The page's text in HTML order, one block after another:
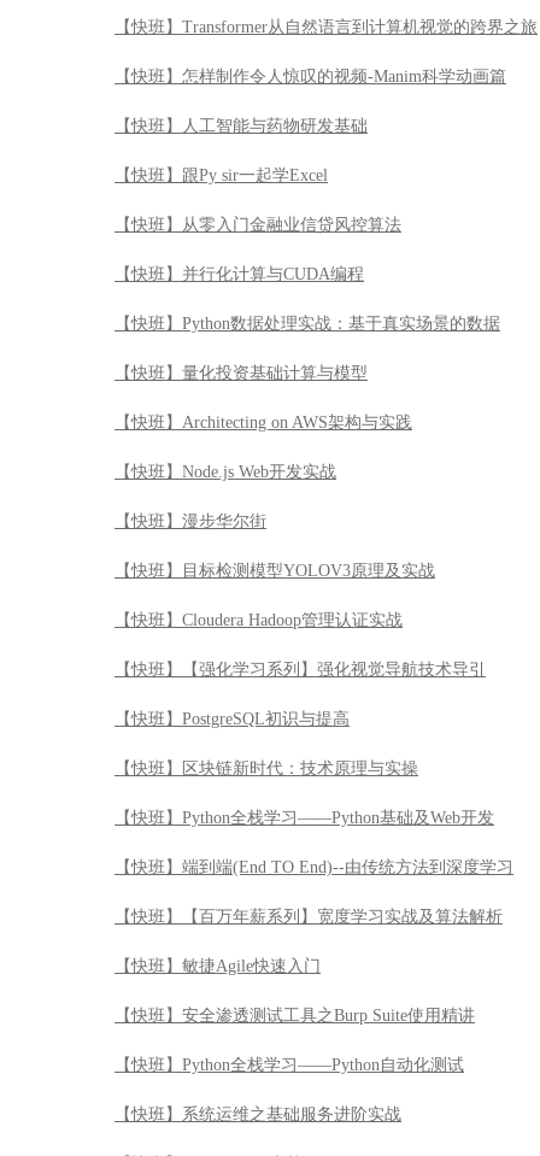
【快班】Transformer从自然语言到计算机视觉的跨界之旅
【快班】怎样制作令人惊叹的视频-Manim科学动画篇
【快班】人工智能与药物研发基础
【快班】跟Py sir一起学Excel
【快班】从零入门金融业信贷风控算法
【快班】并行化计算与CUDA编程
【快班】Python数据处理实战：基于真实场景的数据
【快班】量化投资基础计算与模型
【快班】Architecting on AWS架构与实践
【快班】Node.js Web开发实战
【快班】漫步华尔街
【快班】目标检测模型YOLOV3原理及实战
【快班】Cloudera Hadoop管理认证实战
【快班】【强化学习系列】强化视觉导航技术导引
【快班】PostgreSQL初识与提高
【快班】区块链新时代：技术原理与实操
【快班】Python全栈学习——Python基础及Web开发
【快班】端到端(End TO End)--由传统方法到深度学习
【快班】【百万年薪系列】宽度学习实战及算法解析
【快班】敏捷Agile快速入门
【快班】安全渗透测试工具之Burp Suite使用精讲
【快班】Python全栈学习——Python自动化测试
【快班】系统运维之基础服务进阶实战